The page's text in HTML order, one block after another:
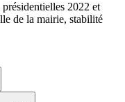
2022 et
de la mairie, stabilité